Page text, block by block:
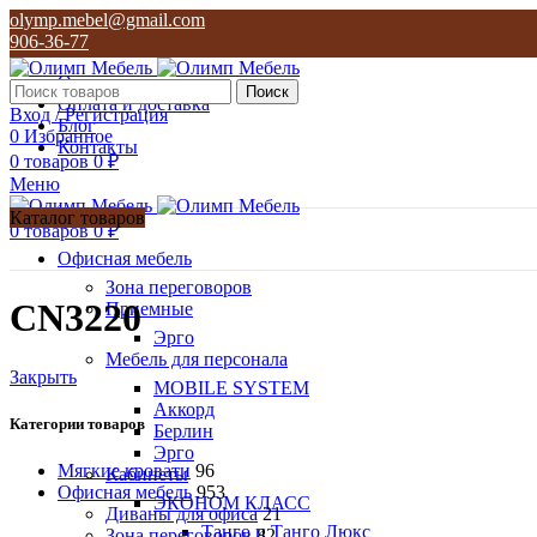
olymp.mebel@gmail.com
906-36-77
О нас
Оплата и доставка
Блог
Контакты
Поиск
Вход / Регистрация
0 Избранное
0 товаров 0₽
Меню
0товаров 0₽
Каталог товаров
Офисная мебель
Зона переговоров
Приемные
Эрго
Мебель для персонала
MOBILE SYSTEM
Аккорд
Берлин
Эрго
Кабинеты
ЭКОНОМ КЛАСС
Танго и Танго Люкс
CN3220
Закрыть
Категории товаров
Мягкие кровати 96
Офисная мебель 953
Диваны для офиса 21